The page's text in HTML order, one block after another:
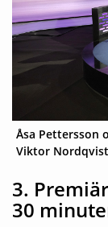
Åsa Pettersson
Viktor
3.
30